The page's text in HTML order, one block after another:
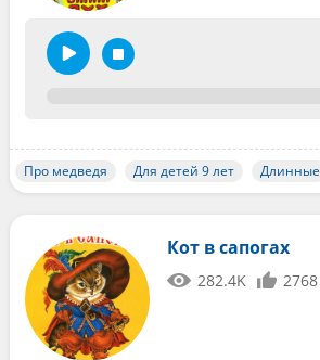
Про медведя Для детей 9 лет Длинные
Кот в сапогах
282.4K 2768